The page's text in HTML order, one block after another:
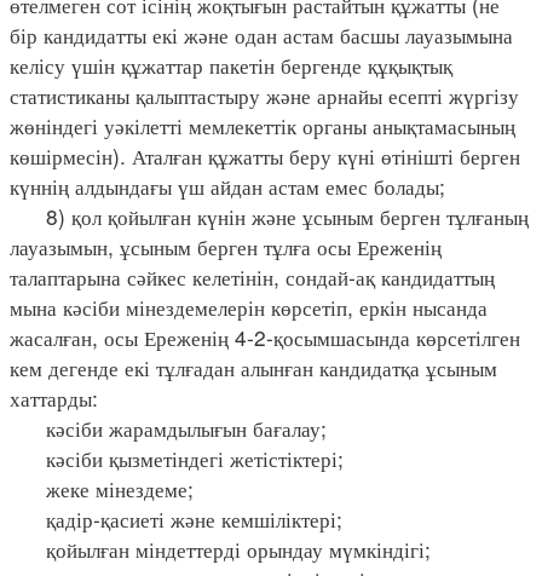
бір кандидатты екі және одан астам басшы лауазымына
келісу үшін құжаттар пакетін бергенде құқықтық
статистиканы қалыптастыру және арнайы есепті жүргізу
жөніндегі уәкілетті мемлекеттік органы анықтамасының
көшірмесін). Аталған құжатты беру күні өтінішті берген
күннің алдындағы үш айдан астам емес болады;
8) қол қойылған күнін және ұсыным берген тұлғаның
лауазымын, ұсыным берген тұлға осы Ереженің
талаптарына сәйкес келетінін, сондай-ақ кандидаттың
мына кәсіби мінездемелерін көрсетіп, еркін нысанда
жасалған, осы Ереженің 4-2-қосымшасында көрсетілген
кем дегенде екі тұлғадан алынған кандидатқа ұсыным
хаттарды:
кәсіби жарамдылығын бағалау;
кәсіби қызметіндегі жетістіктері;
жеке мінездеме;
қадір-қасиеті және кемшіліктері;
қойылған міндеттерді орындау мүмкіндігі;